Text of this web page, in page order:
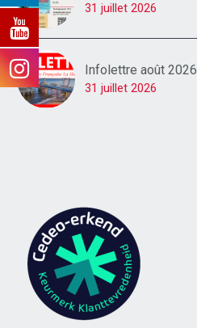
31 juillet 2026
Infolettre août 2026
31 juillet 2026